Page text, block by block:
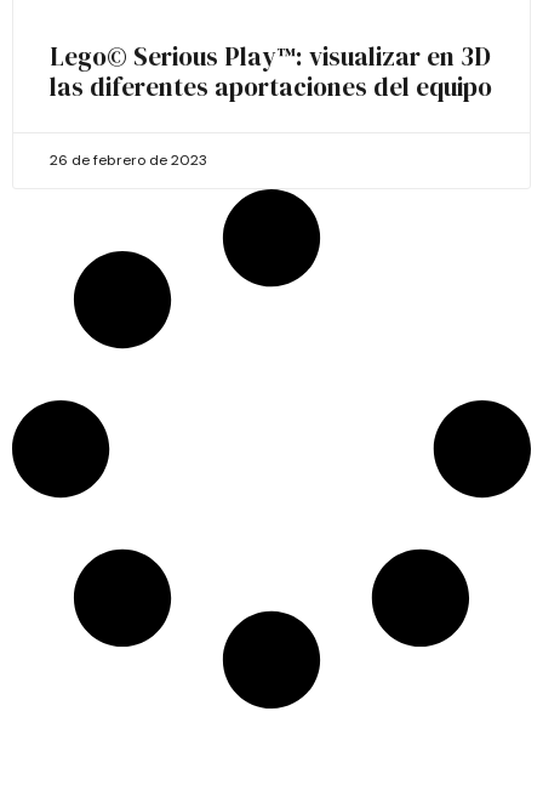
Lego© Serious Play™: visualizar en 3D
las diferentes aportaciones del equipo
26 de febrero de 2023